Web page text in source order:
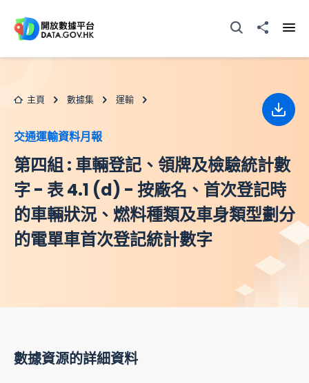
打開搜尋器分享至
主頁 數據集 運輸
交通運輸資料月報
第四組 : 車輛登記、領牌及檢驗統計數
字 - 表 4.1 (d) - 按廠名、首次登記時
的車輛狀況、燃料種類及車身類型劃分
的電單車首次登記統計數字
下載
數據資源的詳細資料